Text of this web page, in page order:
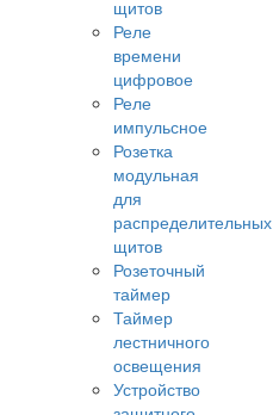
щитов
Реле
времени
цифровое
Реле
импульсное
Розетка
модульная
для
распределительных
щитов
Розеточный
таймер
Таймер
лестничного
освещения
Устройство